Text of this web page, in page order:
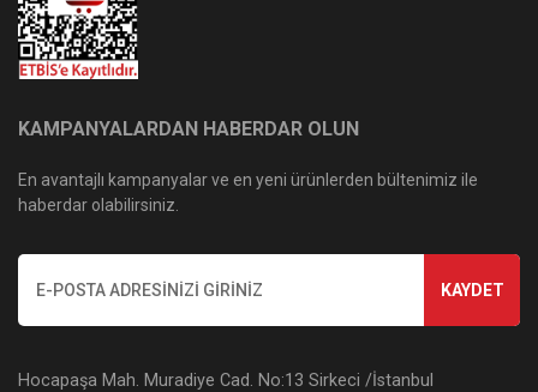
KAMPANYALARDAN HABERDAR OLUN
En avantajlı kampanyalar ve en yeni ürünlerden bültenimiz ile
haberdar olabilirsiniz.
KAYDET
Hocapaşa Mah. Muradiye Cad. No:13 Sirkeci /İstanbul